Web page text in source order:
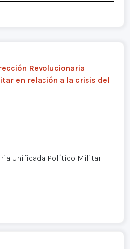
Revolucionaria
en relación a la crisis del
Unificada Político Militar